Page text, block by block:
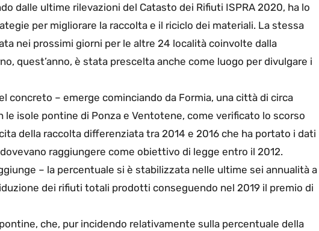
dalle ultime rilevazioni del Catasto dei Rifiuti ISPRA 2020, ha lo
per migliorare la raccolta e il riciclo dei materiali. La stessa
nei prossimi giorni per le altre 24 località coinvolte dalla
quest’anno, è stata prescelta anche come luogo per divulgare i
concreto – emerge cominciando da Formia, una città di circa
isole pontine di Ponza e Ventotene, come verificato lo scorso
della raccolta differenziata tra 2014 e 2016 che ha portato i dati
raggiungere come obiettivo di legge entro il 2012.
– la percentuale si è stabilizzata nelle ultime sei annualità a
dei rifiuti totali prodotti conseguendo nel 2019 il premio di
che, pur incidendo relativamente sulla percentuale della